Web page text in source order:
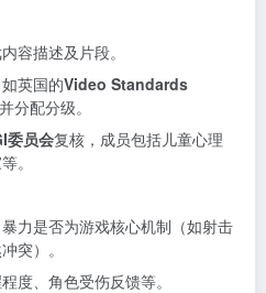
容描述及片段。
英国的Video Standards
分配分级。
委员会复核，成员包括儿童心理
。
暴力是否为游戏核心机制（如射击
突）。
度、角色受伤反馈等。